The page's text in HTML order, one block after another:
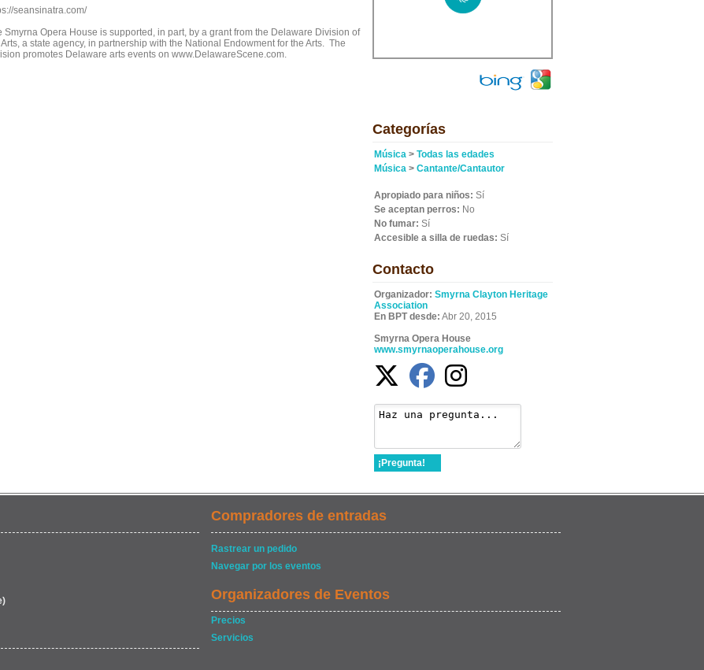
seansinatra.com/
Smyrna Opera House is supported, in part, by a grant from the Delaware Division of
a state agency, in partnership with the National Endowment for the Arts. The
promotes Delaware arts events on www.DelawareScene.com.
Categorías
Música > Todas las edades
Música > Cantante/Cantautor
Apropiado para niños: Sí
Se aceptan perros: No
No fumar: Sí
Accesible a silla de ruedas: Sí
Contacto
Organizador: Smyrna Clayton Heritage
Association
En BPT desde: Abr 20, 2015
Smyrna Opera House
www.smyrnaoperahouse.org
¡Pregunta!
Compradores de entradas
Rastrear un pedido
Navegar por los eventos
Organizadores de Eventos
Precios
Servicios